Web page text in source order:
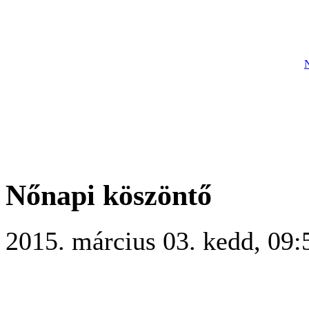
Nőnapi köszöntő
2015. március 03. kedd,